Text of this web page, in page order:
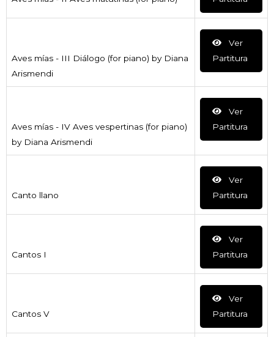
Aves mías - III Diálogo (for piano) by Diana
Arismendi
Ver
Partitura
Aves mías - IV Aves vespertinas (for piano)
by Diana Arismendi
Ver
Partitura
Canto llano
Ver
Partitura
Cantos I
Ver
Partitura
Cantos V
Ver
Partitura